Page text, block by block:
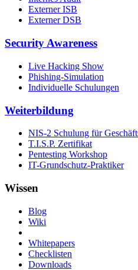
Externer ISB
Externer DSB
Security Awareness
Live Hacking Show
Phishing-Simulation
Individuelle Schulungen
Weiterbildung
NIS-2 Schulung für
T.I.S.P. Zertifikat
Pentesting Workshop
IT-Grundschutz-Praktiker
Wissen
Blog
Wiki
Whitepapers
Checklisten
Downloads